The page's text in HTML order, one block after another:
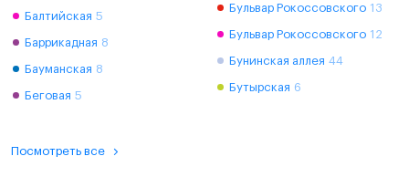
Балтийская 5
Баррикадная 8
Бауманская 8
Беговая 5
Бульвар Рокоссовского 13
Бульвар Рокоссовского 12
Бунинская аллея 44
Бутырская 6
Посмотреть все